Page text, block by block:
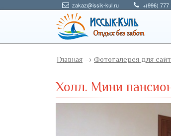
zakaz@issik-kul.ru +(996) 777
Главная → Фотогалерея для
Холл. Мини